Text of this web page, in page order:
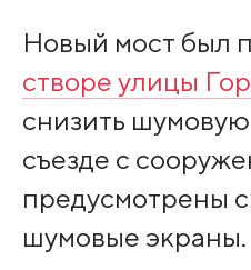
Новый мост был
створе улицы
снизить
съезде с
предусмотрены
шумовые экраны.